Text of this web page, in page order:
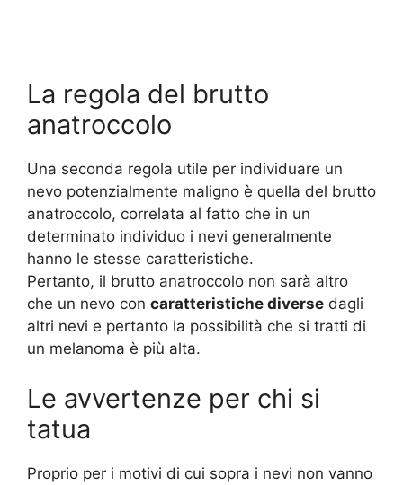
La regola del brutto
anatroccolo
Una seconda regola utile per individuare un
nevo potenzialmente maligno è quella del brutto
anatroccolo, correlata al fatto che in un
determinato individuo i nevi generalmente
hanno le stesse caratteristiche.
Pertanto, il brutto anatroccolo non sarà altro
che un nevo con caratteristiche diverse dagli
altri nevi e pertanto la possibilità che si tratti di
un melanoma è più alta.
Le avvertenze per chi si
tatua
Proprio per i motivi di cui sopra i nevi non vanno